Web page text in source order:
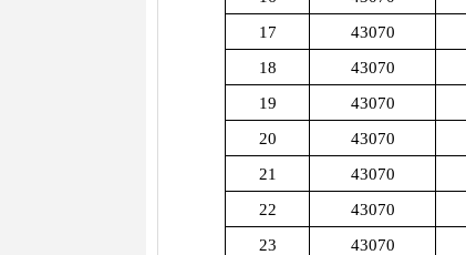
17
43070
18
43070
19
43070
20
43070
21
43070
22
43070
23
43070